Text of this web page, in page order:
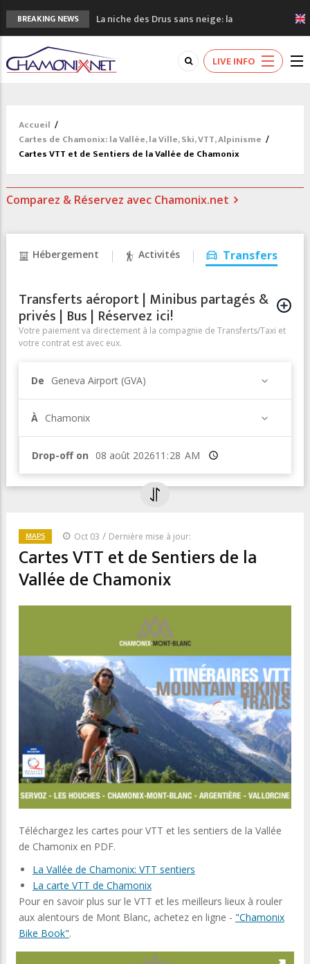
BREAKING NEWS
La niche des Drus sans neige: la
sécheresse en haute montagne
3 bonnes raisons pour visiter le nouveau
Musée du Mont-Blanc
Accidents en montagne: 3 personnes sont
à pied à Chamonix
3eme Chamonix Vallée Classics Festival
LIVE INFO
Accueil /
Cartes de Chamonix: la Vallée, la Ville, Ski, VTT, Alpinisme /
Cartes VTT et de Sentiers de la Vallée de Chamonix
Comparez & Réservez avec Chamonix.net
Hébergement Activités Transfers
Transferts aéroport | Minibus partagés &
privés | Bus | Réservez ici!
Votre paiement va directement à la compagnie de Transferts/Taxi et
votre contrat est avec eux.
De Geneva Airport (GVA)
À Chamonix
Drop-off on Heure
MAPS Oct 03 / Dernière mise à jour:
Cartes VTT et de Sentiers de la
Vallée de Chamonix
Téléchargez les cartes pour VTT et les sentiers de la Vallée
de Chamonix en PDF.
La Vallée de Chamonix: VTT sentiers
La carte VTT de Chamonix
Pour en savoir plus sur le VTT et les meilleurs lieux à rouler
aux alentours de Mont Blanc, achetez en ligne - "Chamonix
Bike Book".